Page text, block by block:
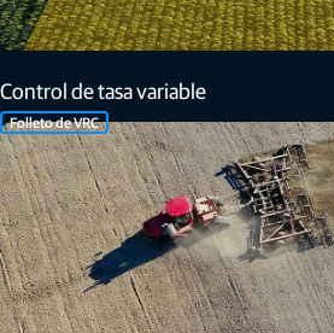
Control de tasa variable
Folleto de VRC